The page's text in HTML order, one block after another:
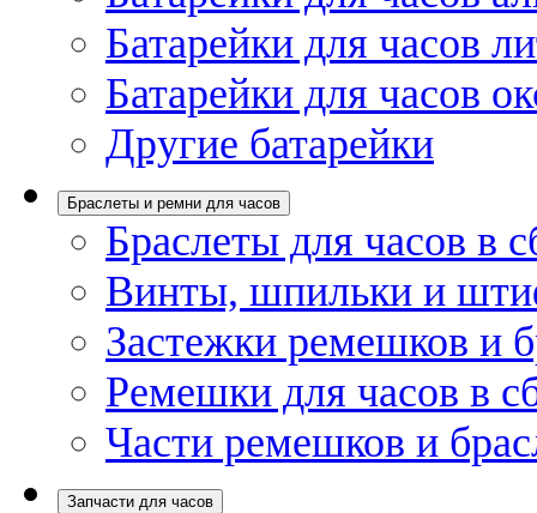
Батарейки для часов
Батарейки для часов
Другие батарейки
Браслеты и ремни для часов
Браслеты для часов в
Винты, шпильки и
Застежки ремешков и
Ремешки для часов в
Части ремешков и
Запчасти для часов